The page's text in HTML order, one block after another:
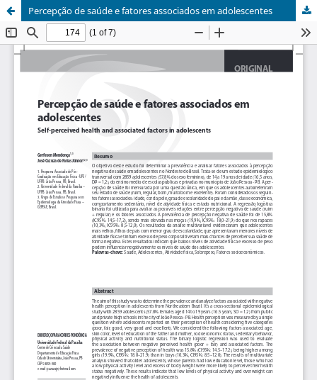
Percepção de saúde e fatores associados em adolescentes